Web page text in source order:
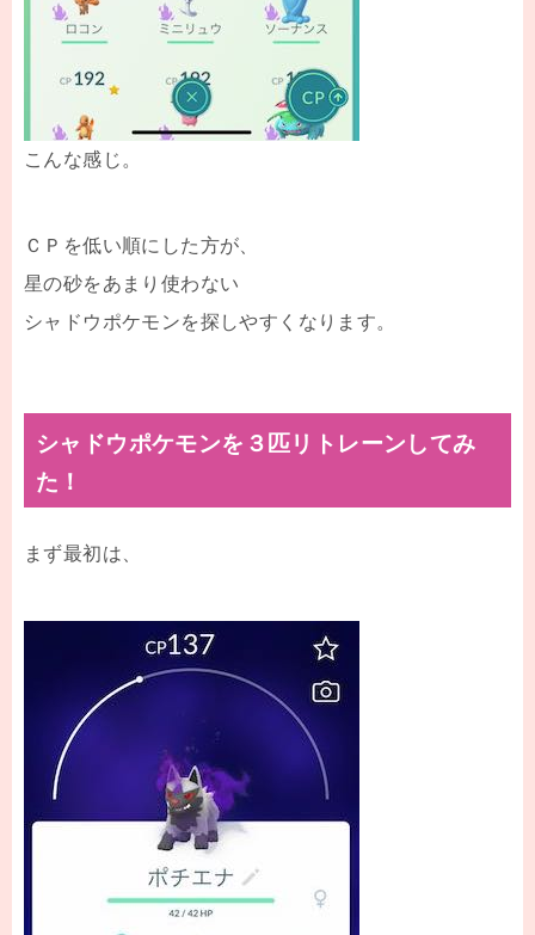
こんな感じ。
ＣＰを低い順にした方が、
星の砂をあまり使わない
シャドウポケモンを探しやすくなります。
シャドウポケモンを３匹リトレーンしてみ
た！
まず最初は、